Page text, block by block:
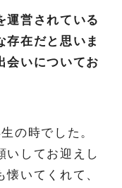
運営されている
存在だと思いま
会いについてお
の時でした。
いしてお迎えし
いてくれて、